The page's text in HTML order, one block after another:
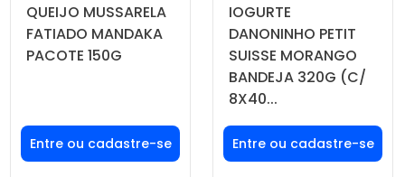
QUEIJO MUSSARELA
FATIADO MANDAKA
PACOTE 150G
Faça seu login ou
cadastre-se para
ver preços e
IOGURTE
DANONINHO PETIT
SUISSE MORANGO
BANDEJA 320G (C/
8X40...
Faça seu login ou
cadastre-se para
ver preços e